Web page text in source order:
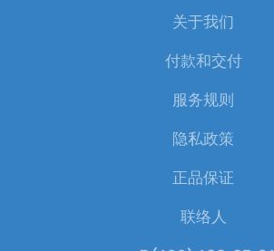
关于我们
付款和交付
服务规则
隐私政策
正品保证
联络人